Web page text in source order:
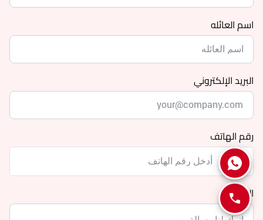
اسم العائله
البريد الإلكتروني
رقم الهاتف
الرساله